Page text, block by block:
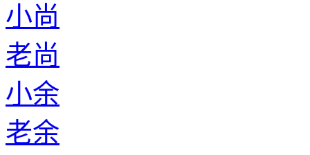
小尚
老尚
小余
老余